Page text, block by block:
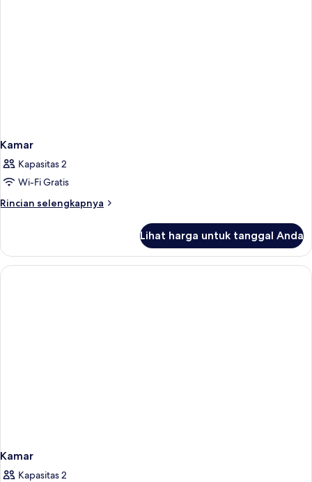
Kamar
Kapasitas 2
Wi-Fi Gratis
Rincian selengkapnya
Rincian
Kamar
Lihat harga untuk tanggal Anda
Kamar
Kapasitas 2